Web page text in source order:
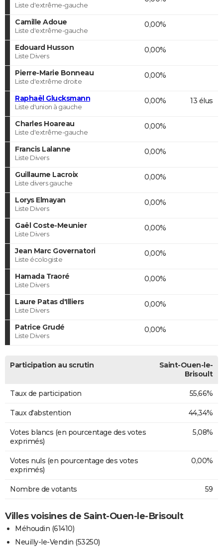
Liste d'extrême-gauche
Camille Adoue
Liste d'extrême-gauche
0,00%
Edouard Husson
Liste Divers
0,00%
Pierre-Marie Bonneau
Liste d'extrême droite
0,00%
Raphaël Glucksmann
Liste d'union à gauche
0,00% 13 élus
Charles Hoareau
Liste d'extrême-gauche
0,00%
Francis Lalanne
Liste Divers
0,00%
Guillaume Lacroix
Liste divers gauche
0,00%
Lorys Elmayan
Liste Divers
0,00%
Gaël Coste-Meunier
Liste Divers
0,00%
Jean Marc Governatori
Liste écologiste
0,00%
Hamada Traoré
Liste Divers
0,00%
Laure Patas d'Illiers
Liste Divers
0,00%
Patrice Grudé
Liste Divers
0,00%
Participation au scrutin
Saint-Ouen-le-
Brisoult
Taux de participation 55,66%
Taux d'abstention 44,34%
Votes blancs (en pourcentage des votes
exprimés)
5,08%
Votes nuls (en pourcentage des votes
exprimés)
0,00%
Nombre de votants 59
Villes voisines de Saint-Ouen-le-Brisoult
Méhoudin (61410)
Neuilly-le-Vendin (53250)